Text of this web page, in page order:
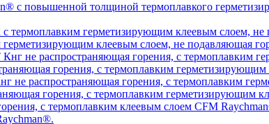
с повышенной толщиной термоплавкого
клеевым слоем, не подавляющая
горения, с термоплавким
горения, с термоплавким герметизирующим